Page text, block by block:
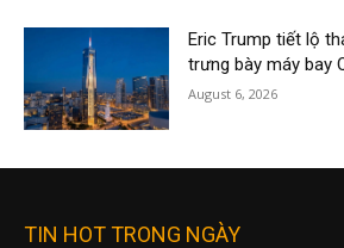
Eric Trump tiết lộ
trưng bày máy bay
August 6, 2026
TIN HOT TRONG NGÀY